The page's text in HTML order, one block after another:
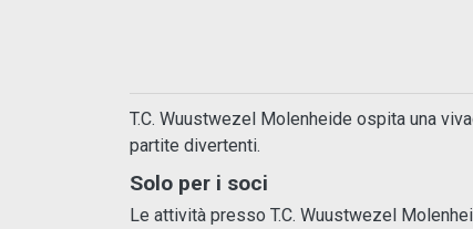
T.C. Wuustwezel Molenheide ospita una
partite divertenti.
Solo per i soci
Le attività presso T.C. Wuustwezel